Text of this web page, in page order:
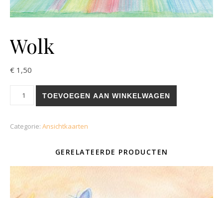
Wolk
€ 1,50
TOEVOEGEN AAN WINKELWAGEN
Categorie: Ansichtkaarten
GERELATEERDE PRODUCTEN